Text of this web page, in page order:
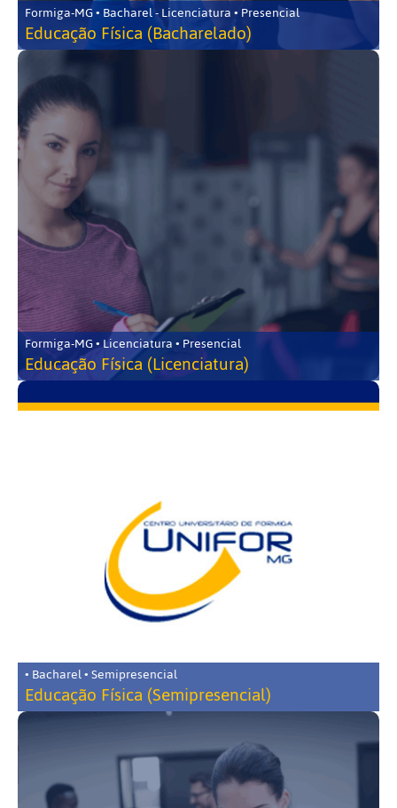
Formiga-MG • Bacharel - Licenciatura • Presencial
Educação Física (Bacharelado)
Formiga-MG • Licenciatura • Presencial
Educação Física (Licenciatura)
• Bacharel • Semipresencial
Educação Física (Semipresencial)